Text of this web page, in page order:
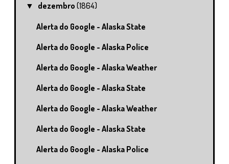
▼ dezembro(1864)
Alerta do Google - Alaska State
Alerta do Google - Alaska Police
Alerta do Google - Alaska Weather
Alerta do Google - Alaska State
Alerta do Google - Alaska Weather
Alerta do Google - Alaska State
Alerta do Google - Alaska Police